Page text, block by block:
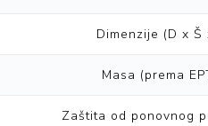
Dimenzije (D x Š
Masa (prema
Zaštita od ponovnog